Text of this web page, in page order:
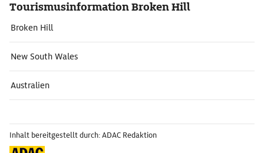
Tourismusinformation Broken Hill
Broken Hill
New South Wales
Australien
Inhalt bereitgestellt durch: ADAC Redaktion